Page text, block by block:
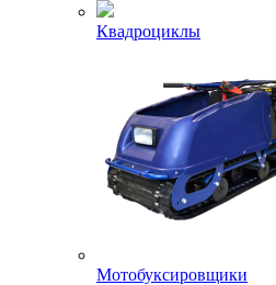
Квадроциклы
Мотобуксировщики